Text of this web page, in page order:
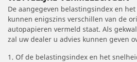
De aangegeven belastingsindex en
kunnen enigszins verschillen van de
autopapieren vermeld staat. Als
zal uw dealer u advies kunnen geven
1. Of de belastingsindex en het